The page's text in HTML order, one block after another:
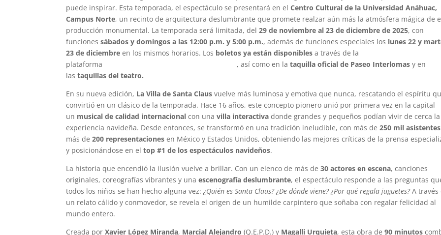
puede inspirar. Esta temporada, el espectáculo se presentará en elCentro Cultural de la Universidad Anáhuac,
Campus Norte, un recinto de arquitectura deslumbrante que promete realzar aún más la atmósfera mágica de
producción monumental. La temporada será limitada, del29 de noviembre al 23 de diciembre de 2025, con
funcionessábados y domingos a las 12:00 p.m. y 5:00 p.m., además de funciones especiales los lunes 22 y
23 de diciembre en los mismos horarios. Los boletos ya están disponibles a través de la
plataforma
, así como en lataquilla oficial de Paseo Interlomas y en
lastaquillas del teatro.
En su nueva edición, La Villa de Santa Claus vuelve más luminosa y emotiva que nunca, rescatando el espíritu
convirtió en un clásico de la temporada. Hace 16 años, este concepto pionero unió por primera vez en la capital
un musical de calidad internacional con unavilla interactiva donde grandes y pequeños podían vivir de cerca la
experiencia navideña. Desde entonces, se transformó en una tradición ineludible, con más de250 mil asistentes
más de200 representaciones en México y Estados Unidos, obteniendo las mejores críticas de la prensa
y posicionándose en eltop #1 de los espectáculos navideños.
La historia que encendió la ilusión vuelve a brillar. Con un elenco de más de30 actores en escena, canciones
originales, coreografías vibrantes y unaescenografía deslumbrante, el espectáculo responde a las preguntas
todos los niños se han hecho alguna vez:¿Quién es Santa Claus? ¿De dónde viene? ¿Por qué regala juguetes?A través
un relato cálido y conmovedor, se revela el origen de un humilde carpintero que soñaba con regalar felicidad al
mundo entero.
Creada porXavier López Miranda, Marcial Alejandro (Q.E.P.D.) y Magalli Urquieta, esta obra de90 minutos